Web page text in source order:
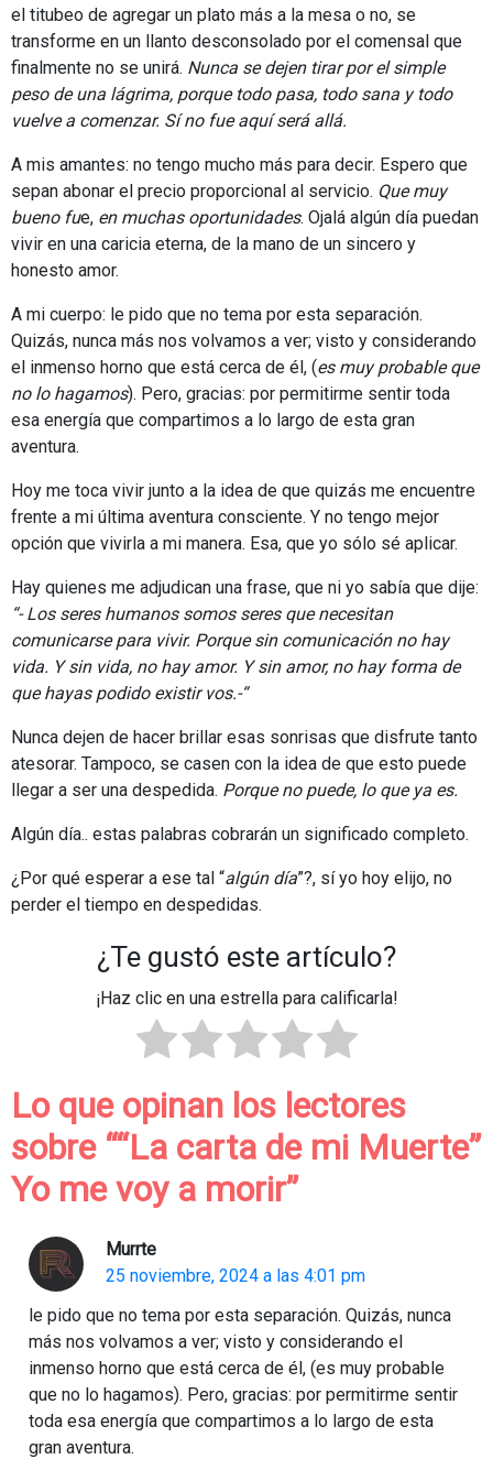
el titubeo de agregar un plato más a la mesa o no, se
transforme en un llanto desconsolado por el comensal que
finalmente no se unirá. Nunca se dejen tirar por el simple
peso de una lágrima, porque todo pasa, todo sana y todo
vuelve a comenzar. Sí no fue aquí será allá.
A mis amantes: no tengo mucho más para decir. Espero que
sepan abonar el precio proporcional al servicio. Que muy
bueno fue, en muchas oportunidades. Ojalá algún día puedan
vivir en una caricia eterna, de la mano de un sincero y
honesto amor.
A mi cuerpo: le pido que no tema por esta separación.
Quizás, nunca más nos volvamos a ver; visto y considerando
el inmenso horno que está cerca de él, (es muy probable que
no lo hagamos). Pero, gracias: por permitirme sentir toda
esa energía que compartimos a lo largo de esta gran
aventura.
Hoy me toca vivir junto a la idea de que quizás me encuentre
frente a mi última aventura consciente. Y no tengo mejor
opción que vivirla a mi manera. Esa, que yo sólo sé aplicar.
Hay quienes me adjudican una frase, que ni yo sabía que dije:
“- Los seres humanos somos seres que necesitan
comunicarse para vivir. Porque sin comunicación no hay
vida. Y sin vida, no hay amor. Y sin amor, no hay forma de
que hayas podido existir vos.-“
Nunca dejen de hacer brillar esas sonrisas que disfrute tanto
atesorar. Tampoco, se casen con la idea de que esto puede
llegar a ser una despedida. Porque no puede, lo que ya es.
Algún día.. estas palabras cobrarán un significado completo.
¿Por qué esperar a ese tal “algún día”?, sí yo hoy elijo, no
perder el tiempo en despedidas.
¿Te gustó este artículo?
¡Haz clic en una estrella para calificarla!
Lo que opinan los lectores
sobre ““La carta de mi Muerte”
Yo me voy a morir”
Murrte
25 noviembre, 2024 a las 4:01 pm
le pido que no tema por esta separación. Quizás, nunca
más nos volvamos a ver; visto y considerando el
inmenso horno que está cerca de él, (es muy probable
que no lo hagamos). Pero, gracias: por permitirme sentir
toda esa energía que compartimos a lo largo de esta
gran aventura.